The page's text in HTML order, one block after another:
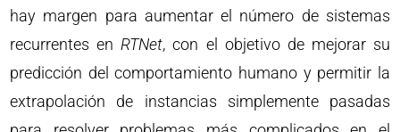
hay margen para aumentar el número de sistemas
recurrentes enRTNet, con el objetivo de mejorar su
predicción del comportamiento humano y permitir la
extrapolación de instancias simplemente pasadas